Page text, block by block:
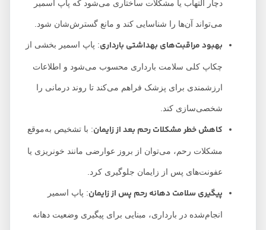
دچار التهاب یا مشکلات ساختاری می‌شود که پاپ اسمیر
می‌تواند آن‌ها را شناسایی کند و مانع گسترش‌شان شود.
بهبود مراقبت‌های بهداشتی بارداری: پاپ اسمیر بخشی از
چکاپ کلی سلامت بارداری محسوب می‌شود و اطلاعات
ارزشمندی برای پزشک فراهم می‌کند تا روند درمانی را
شخصی‌سازی کند.
کاهش خطر مشکلات رحم بعد از زایمان: با تشخیص به‌موقع
مشکلات رحم، می‌توان از بروز عوارضی مانند خونریزی یا
عفونت‌های پس از زایمان جلوگیری کرد.
پیگیری سلامت دهانه رحم پس از زایمان: پاپ اسمیر
انجام‌شده در بارداری، مبنایی برای پیگیری وضعیت دهانه